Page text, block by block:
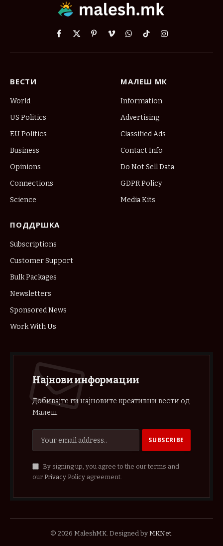
Facebook
X
PinterestVimeoWhatsApp
TikTokInstagram
ВЕСТИ
World
US Politics
EU Politics
Business
Opinions
Connections
Science
МАЛЕШ МК
Information
Advertising
Classified Ads
Contact Info
Do Not Sell Data
GDPR Policy
Media Kits
ПОДДРШКА
Subscriptions
Customer Support
Bulk Packages
Newsletters
Sponsored News
Work With Us
Најнови информации
Добивајте ги најновите креативни вести од
Малеш.
By signing up, you agree to the our terms and
our Privacy Policyagreement.
© 2026 MaleshMK. Designed by MKNet.